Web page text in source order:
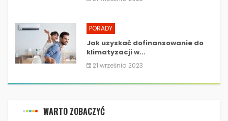
PORADY
Jak uzyskać dofinansowanie do
klimatyzacji w...
21 września 2023
WARTO ZOBACZYĆ